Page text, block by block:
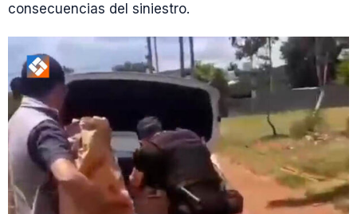
consecuencias del siniestro.